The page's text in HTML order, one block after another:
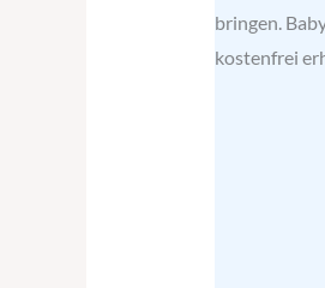
bringen.
kostenfrei